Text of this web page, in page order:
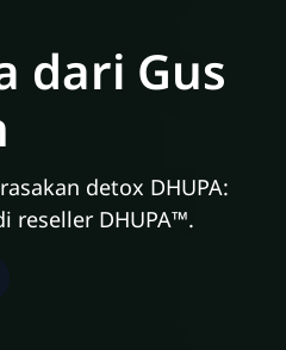
dari Gus
detox DHUPA:
reseller DHUPA™.